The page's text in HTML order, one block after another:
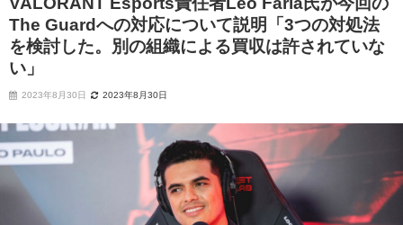
The Guardへの対応について説明「3つの対処法
を検討した。別の組織による買収は許されていな
い」
2023年8月30日 2023年8月30日